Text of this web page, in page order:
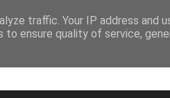
traffic. Your IP address and
ensure quality of service,